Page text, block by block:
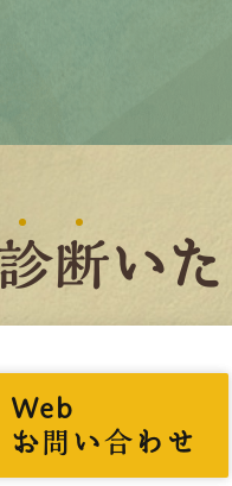
断い
Web
お問い合わせ